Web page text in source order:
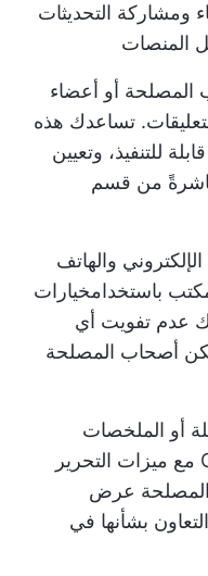
ومشاركة التحديثات
المنصات
أو أعضاء
. تساعدك هذه
للتنفيذ، وتعيين
من قسم
والهاتف
باستخدامخيارات
عدم تفويت أي
أصحاب المصلحة
أو الملخصات
مع ميزات التحرير
المصلحة عرض
بشأنها في